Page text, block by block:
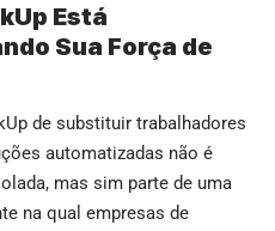
Está
Sua Força de
de substituir trabalhadores
automatizadas não é
mas sim parte de uma
na qual empresas de